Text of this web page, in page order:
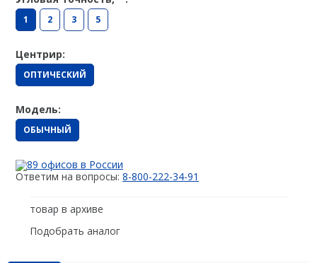
Trimble
Модемы
PrinCe
Pacific Crest
Trimble
EFIX
RidGid
1 2 3 5
Центрир:
ОПТИЧЕСКИЙ
Модель:
ОБЫЧНЫЙ
89 офисов в России
Ответим на вопросы: 8-800-222-34-91
товар в архиве
Подобрать аналог